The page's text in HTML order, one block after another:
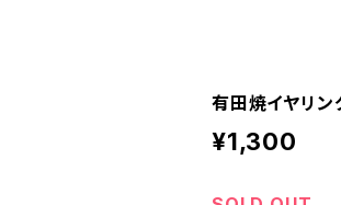
有田焼イヤリン
¥1,300